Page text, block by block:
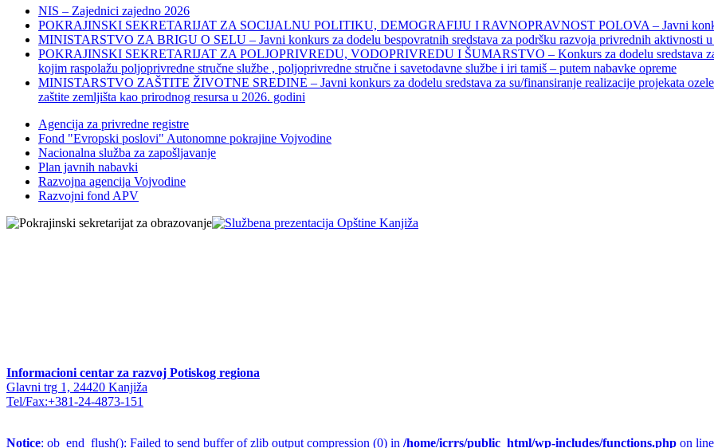
NIS – Zajednici zajedno 2026
POKRAJINSKI SEKRETARIJAT ZA SOCIJALNU POLITIKU, DEMOGRAFIJU I RAVNOPRAVNOST POLOVA – Javni
MINISTARSTVO ZA BRIGU O SELU – Javni konkurs za dodelu bespovratnih sredstava za podršku razvoja privrednih aktivnosti
POKRAJINSKI SEKRETARIJAT ZA POLJOPRIVREDU, VODOPRIVREDU I ŠUMARSTVO – Konkurs za dodelu sredstava
kojim raspolažu poljoprivredne stručne službe , poljoprivredne stručne i savetodavne službe i iri tamiš ‒ putem nabavke opreme
MINISTARSTVO ZAŠTITE ŽIVOTNE SREDINE – Javni konkurs za dodelu sredstava za su/finansiranje realizacije projekata
zaštite zemljišta kao prirodnog resursa u 2026. godini
Agencija za privredne registre
Fond "Evropski poslovi" Autonomne pokrajine Vojvodine
Nacionalna služba za zapošljavanje
Plan javnih nabavki
Razvojna agencija Vojvodine
Razvojni fond APV
Informacioni centar za razvoj Potiskog regiona
Glavni trg 1, 24420 Kanjiža
Tel/Fax:+381-24-4873-151
Notice: ob_end_flush(): Failed to send buffer of zlib output compression (0) in /home/icrrs/public_html/wp-includes/functions.php on